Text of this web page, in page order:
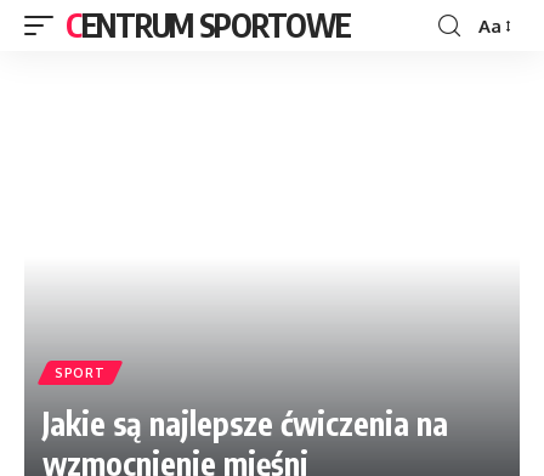
CENTRUM SPORTOWE Aa
SPORT
Jakie są najlepsze ćwiczenia na
wzmocnienie mięśni